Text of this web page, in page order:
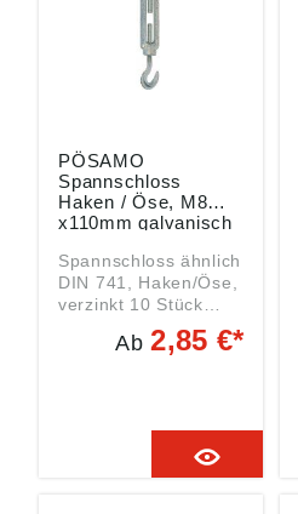
PÖSAMO
Spannschloss
Haken / Öse, M8
x110mm galvanisch
741
Spannschloss ähnlich
DIN 741, Haken/Öse,
verzinkt 10 Stück
Angaben gemäß
Produktsicherheitsver
Metallwarenindustrie,
Frohnstraße 44,
40789 Monheim, DE,
Ab2,85 €*